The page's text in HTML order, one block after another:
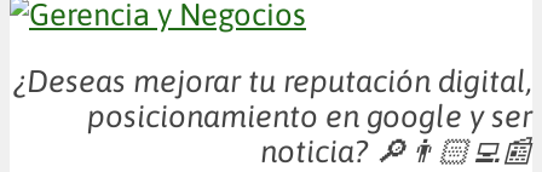
¿Deseas mejorar tu reputación digital,
posicionamiento en google y ser
noticia? 🔎👨🏻‍💻📰